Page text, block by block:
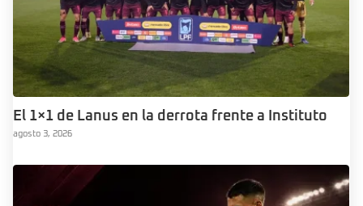
El 1×1 de Lanus en la derrota frente a Instituto
agosto 3, 2026